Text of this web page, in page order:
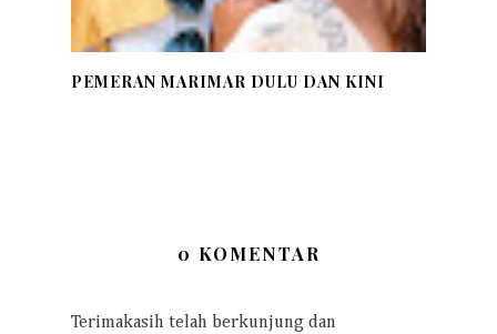
PEMERAN MARIMAR DULU DAN KINI
0 KOMENTAR
Terimakasih telah berkunjung dan